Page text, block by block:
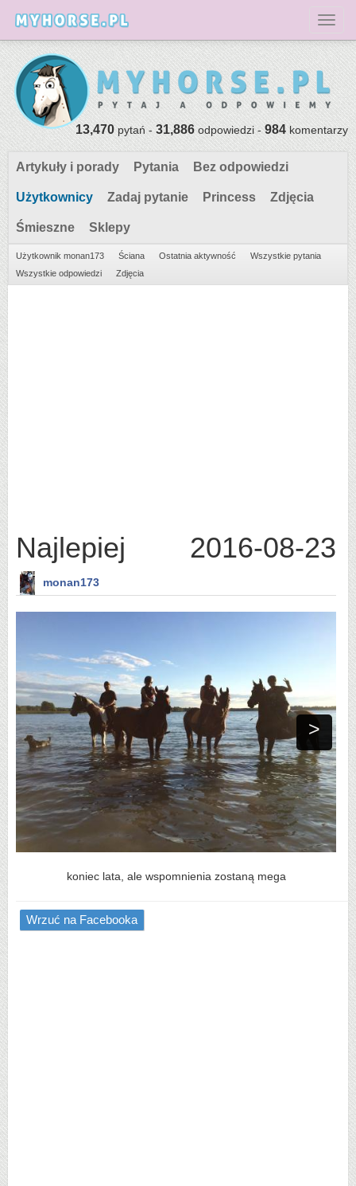
13,470pytań -31,886odpowiedzi -984komentarzy
Artykuły i porady Pytania Bez odpowiedzi
Użytkownicy Zadaj pytanie Princess Zdjęcia
Śmieszne Sklepy
Użytkownik monan173 Ściana Ostatnia aktywność
Wszystkie pytania
Wszystkie odpowiedzi
Zdjęcia
Najlepiej 2016-08-23
monan173
>
koniec lata, ale wspomnienia zostaną mega
Wrzuć na Facebooka